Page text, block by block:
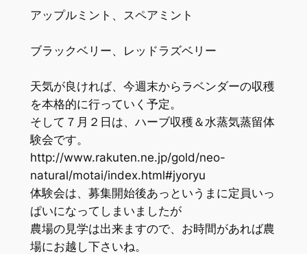
アップルミント、スペアミント
ブラックベリー、レッドラズベリー
天気が良ければ、今週末からラベンダーの収穫
を本格的に行っていく予定。
そして７月２日は、ハーブ収穫＆水蒸気蒸留体
験会です。
http://www.rakuten.ne.jp/gold/neo-
natural/motai/index.html#jyoryu
体験会は、募集開始後あっというまに定員いっ
ぱいになってしまいましたが
農場の見学は出来ますので、お時間があれば農
場にお越し下さいね。